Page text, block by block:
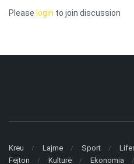
Please login to join discussion
Kreu Lajme Sport
Fejton
Kulturë Ekonomia